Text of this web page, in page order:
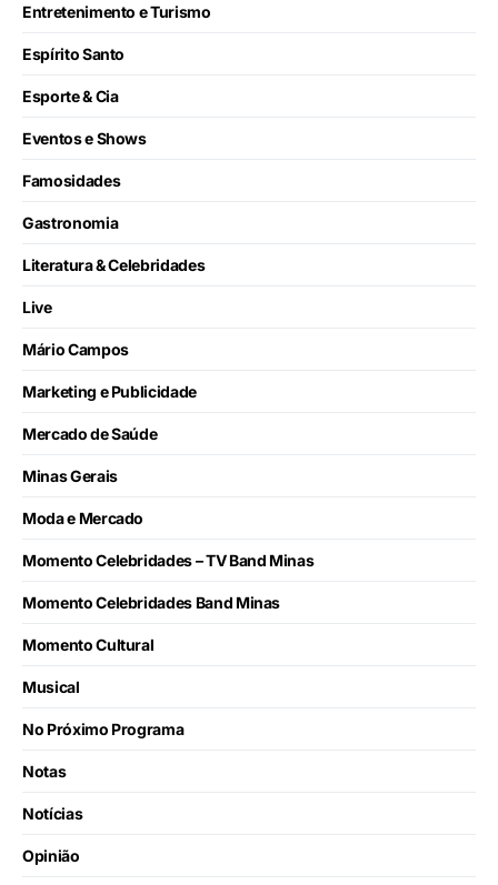
Entretenimento e Turismo
Espírito Santo
Esporte & Cia
Eventos e Shows
Famosidades
Gastronomia
Literatura & Celebridades
Live
Mário Campos
Marketing e Publicidade
Mercado de Saúde
Minas Gerais
Moda e Mercado
Momento Celebridades – TV Band Minas
Momento Celebridades Band Minas
Momento Cultural
Musical
No Próximo Programa
Notas
Notícias
Opinião